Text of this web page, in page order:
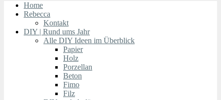
Home
Rebecca
Kontakt
DIY | Rund ums Jahr
Alle DIY Ideen im Überblick
Papier
Holz
Porzellan
Beton
Fimo
Filz